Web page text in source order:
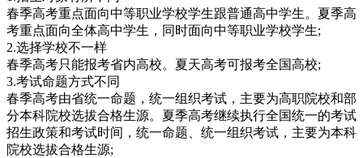
春季高考重点面向中等职业学校学生跟普通高中学生。夏季高
考重点面向全体高中学生，同时面向中等职业学校学生;
2.选择学校不一样
春季高考只能报考省内高校。夏天高考可报考全国高校;
3.考试命题方式不同
春季高考由省统一命题，统一组织考试，主要为高职院校和部
分本科院校选拔合格生源。夏季高考继续执行全国统一的考试
招生政策和考试时间，统一命题、统一组织考试，主要为本科
院校选拔合格生源;